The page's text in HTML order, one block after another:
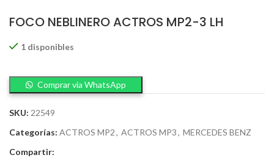
FOCO NEBLINERO ACTROS MP2-3 LH
1 disponibles
Comprar via WhatsApp
SKU: 22549
Categorías: ACTROS MP2, ACTROS MP3, MERCEDES BENZ
Compartir: